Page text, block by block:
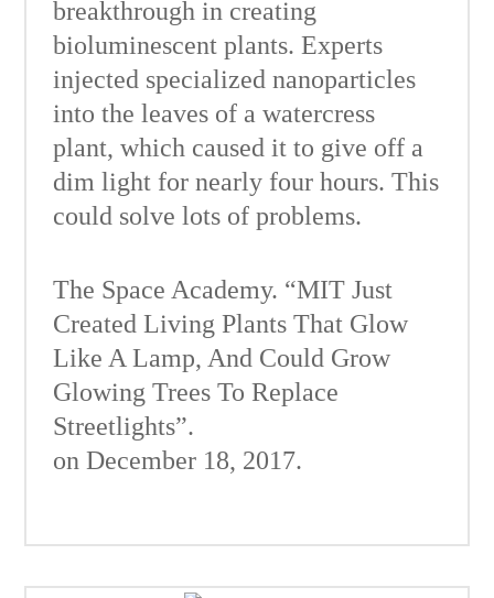
breakthrough in creating
bioluminescent plants. Experts
injected specialized nanoparticles
into the leaves of a watercress
plant, which caused it to give off a
dim light for nearly four hours. This
could solve lots of problems.
The Space Academy. “MIT Just
Created Living Plants That Glow
Like A Lamp, And Could Grow
Glowing Trees To Replace
Streetlights”.
on December 18, 2017.